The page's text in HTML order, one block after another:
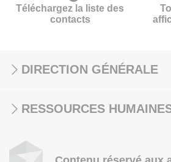
Téléchargez la liste des
contacts
DIRECTION GÉNÉRALE
RESSOURCES